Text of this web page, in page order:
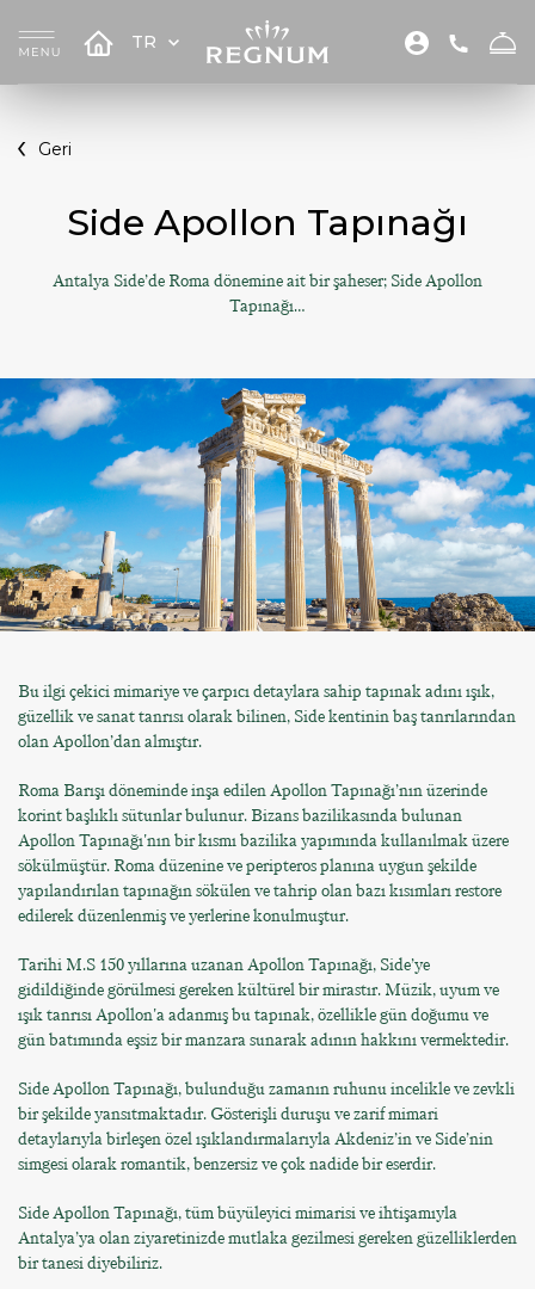
TR
Geri
Side Apollon Tapınağı
Antalya Side’de Roma dönemine ait bir şaheser; Side Apollon
Tapınağı…
Bu ilgi çekici mimariye ve çarpıcı detaylara sahip tapınak adını ışık,
güzellik ve sanat tanrısı olarak bilinen, Side kentinin baş tanrılarından
olan Apollon’dan almıştır.
Roma Barışı döneminde inşa edilen Apollon Tapınağı’nın üzerinde
korint başlıklı sütunlar bulunur. Bizans bazilikasında bulunan
Apollon Tapınağı'nın bir kısmı bazilika yapımında kullanılmak üzere
sökülmüştür. Roma düzenine ve peripteros planına uygun şekilde
yapılandırılan tapınağın sökülen ve tahrip olan bazı kısımları restore
edilerek düzenlenmiş ve yerlerine konulmuştur.
Tarihi M.S 150 yıllarına uzanan Apollon Tapınağı, Side’ye
gidildiğinde görülmesi gereken kültürel bir mirastır. Müzik, uyum ve
ışık tanrısı Apollon'a adanmış bu tapınak, özellikle gün doğumu ve
gün batımında eşsiz bir manzara sunarak adının hakkını vermektedir.
Side Apollon Tapınağı, bulunduğu zamanın ruhunu incelikle ve zevkli
bir şekilde yansıtmaktadır. Gösterişli duruşu ve zarif mimari
detaylarıyla birleşen özel ışıklandırmalarıyla Akdeniz’in ve Side’nin
simgesi olarak romantik, benzersiz ve çok nadide bir eserdir.
Side Apollon Tapınağı, tüm büyüleyici mimarisi ve ihtişamıyla
Antalya’ya olan ziyaretinizde mutlaka gezilmesi gereken güzelliklerden
bir tanesi diyebiliriz.